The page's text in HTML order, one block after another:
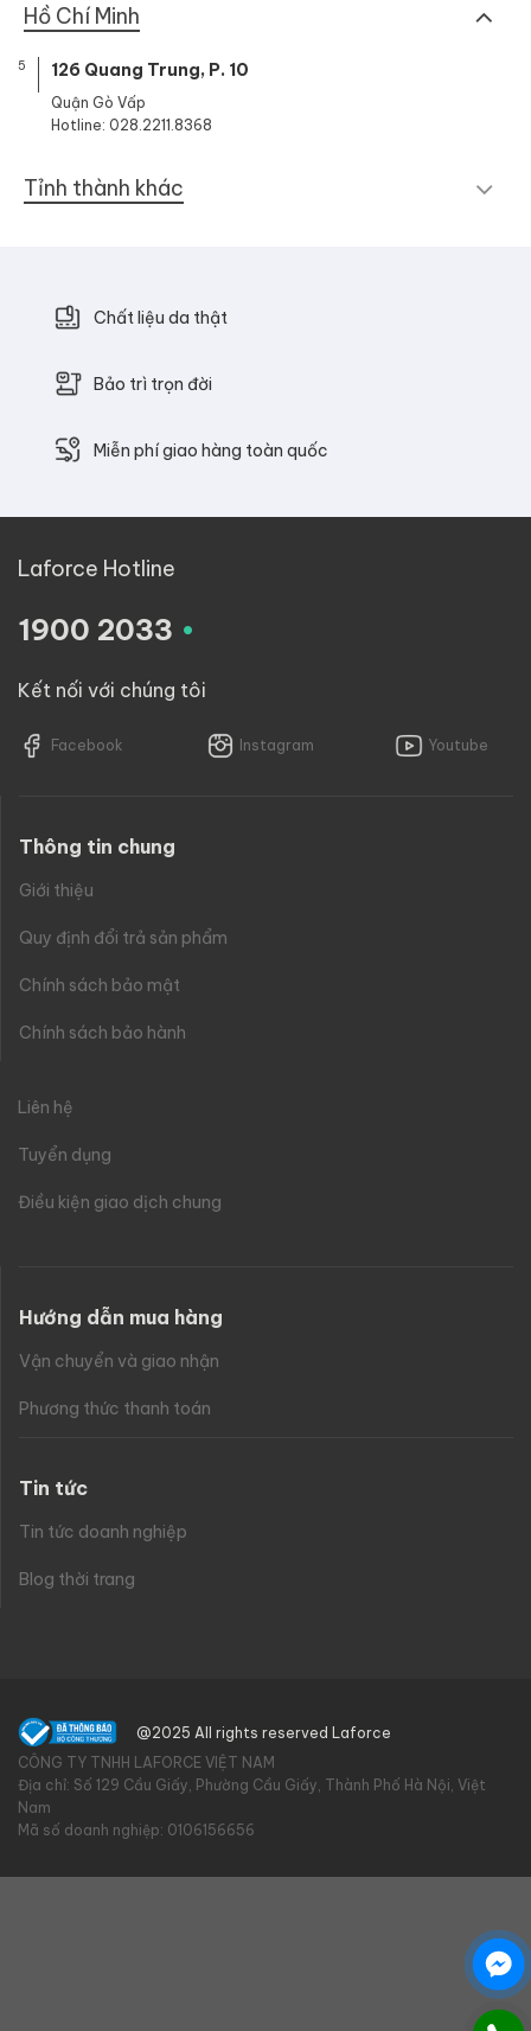
Hồ Chí Minh
5 126 Quang Trung, P. 10
Quận Gò Vấp
Hotline: 028.2211.8368
Tỉnh thành khác
Chất liệu da thật
Bảo trì trọn đời
Miễn phí giao hàng toàn quốc
Laforce Hotline
1900 2033 .
Kết nối với chúng tôi
Facebook Instagram Youtube
Thông tin chung
Giới thiệu
Quy định đổi trả sản phẩm
Chính sách bảo mật
Chính sách bảo hành
Liên hệ
Tuyển dụng
Điều kiện giao dịch chung
Hướng dẫn mua hàng
Vận chuyển và giao nhận
Phương thức thanh toán
Tin tức
Tin tức doanh nghiệp
Blog thời trang
@2025 All rights reserved Laforce
CÔNG TY TNHH LAFORCE VIỆT NAM
Địa chỉ: Số 129 Cầu Giấy, Phường Cầu Giấy, Thành Phố Hà Nội, Việt
Nam
Mã số doanh nghiệp: 0106156656